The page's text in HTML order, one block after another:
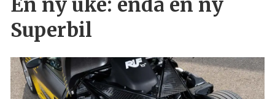
En ny uke: enda en ny
Superbil